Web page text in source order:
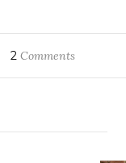
2 Comments